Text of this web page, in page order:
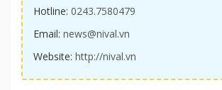
Hotline: 0243.7580479
Email: news@nival.vn
Website: http://nival.vn